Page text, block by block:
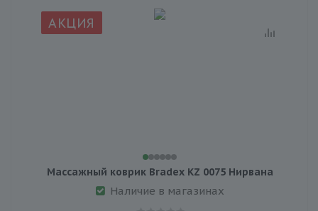
АКЦИЯ
Массажный коврик Bradex KZ 0075 Нирвана
Наличие в магазинах